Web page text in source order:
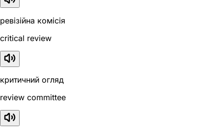
ревізійна комісія
critical review
критичний огляд
review committee